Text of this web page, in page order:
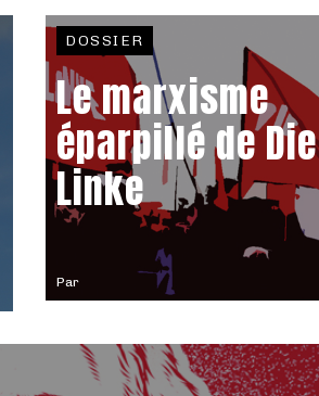
Par
DOSSIER
Le marxisme
éparpillé de Die
Linke